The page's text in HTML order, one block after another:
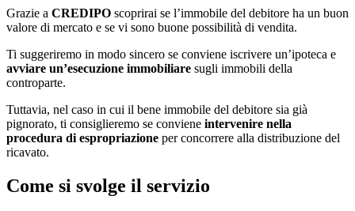
Grazie a CREDIPO scoprirai se l’immobile del debitore ha un buon
valore di mercato e se vi sono buone possibilità di vendita.
Ti suggeriremo in modo sincero se conviene iscrivere un’ipoteca e
avviare un’esecuzione immobiliare sugli immobili della
controparte.
Tuttavia, nel caso in cui il bene immobile del debitore sia già
pignorato, ti consiglieremo se conviene intervenire nella
procedura di espropriazione per concorrere alla distribuzione del
ricavato.
Come si svolge il servizio